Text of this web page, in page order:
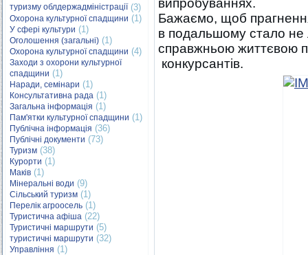
туризму облдержадміністрації(3)
Охорона культурної спадщини (1)
У сфері культури (1)
Оголошення (загальні) (1)
Охорона культурної спадщини (4)
Заходи з охорони культурної
спадщини (1)
Наради, семінари (1)
Консультативна рада (1)
Загальна інформація (1)
Пам'ятки культурної спадщини (1)
Публічна інформація (36)
Публічні документи (73)
Туризм (38)
Курорти (1)
Маків (1)
Мінеральні води (9)
Сільський туризм (1)
Перелік агроосель (1)
Туристична афіша (22)
Туристичні маршрути (5)
туристичні маршрути (32)
Управління (1)
випробуваннях.
Бажаємо, щоб
в подальшому стало
справжньою життєвою
конкурсантів.